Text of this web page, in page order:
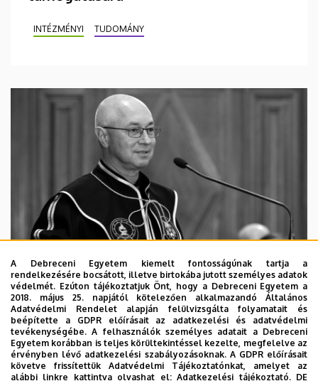
INTÉZMÉNYI TUDOMÁNY
2026. augusztus 5.
Díszdoktorát gyászolja a Debreceni
Egyetem
A Debreceni Egyetem kiemelt fontosságúnak tartja a
rendelkezésére bocsátott, illetve birtokába jutott személyes adatok
védelmét. Ezúton tájékoztatjuk Önt, hogy a Debreceni Egyetem a
2018. május 25. napjától kötelezően alkalmazandó Általános
Adatvédelmi Rendelet alapján felülvizsgálta folyamatait és
beépítette a GDPR előírásait az adatkezelési és adatvédelmi
tevékenységébe. A felhasználók személyes adatait a Debreceni
Egyetem korábban is teljes körültekintéssel kezelte, megfelelve az
érvényben lévő adatkezelési szabályozásoknak. A GDPR előírásait
követve frissítettük Adatvédelmi Tájékoztatónkat, amelyet az
alábbi linkre kattintva olvashat el:Adatkezelési tájékoztató. DE